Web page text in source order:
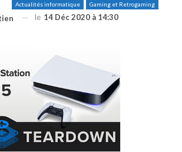
Actualités informatique Gaming et Retrogaming
le 14 Déc 2020 à 14:30